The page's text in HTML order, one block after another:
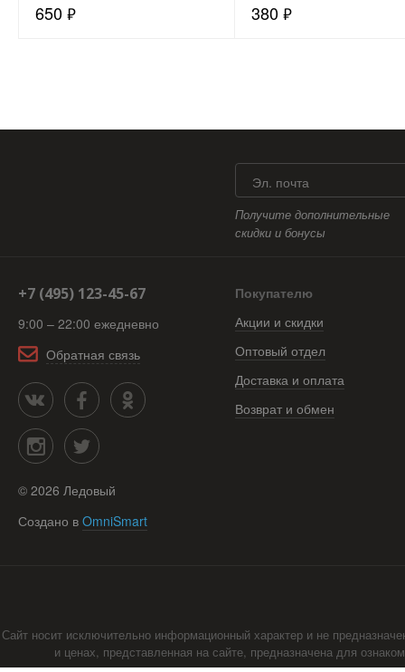
650₽ 380₽
Эл. почта
Получите дополнительные
скидки и бонусы
+7 (495) 123-45-67
9:00 – 22:00 ежедневно
Обратная связь
© 2026 Ледовый
Создано в OmniSmart
Покупателю
Акции и скидки
Оптовый отдел
Доставка и оплата
Возврат и обмен
Сайт носит исключительно информационный характер и не
и ценах, представленная на сайте, предназначена для